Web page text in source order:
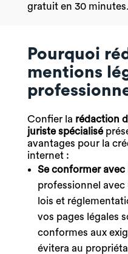
gratuit en 30 minutes.
Pourquoi
mentions
Confier la rédaction
juriste spécialisé
avantages pour la
internet :
Se conformer avec
professionnel avec
lois et
vos pages légales
conformes aux
évitera au